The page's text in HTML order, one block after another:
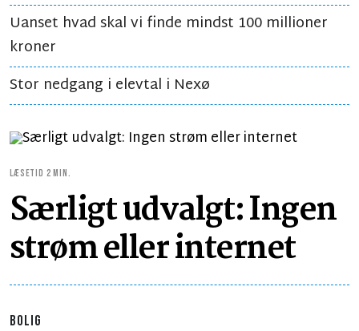
Uanset hvad skal vi finde mindst 100 millioner
kroner
Stor nedgang i elevtal i Nexø
LÆSETID 2 MIN.
Særligt udvalgt: Ingen
strøm eller internet
BOLIG